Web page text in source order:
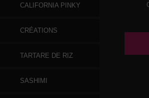
CALIFORNIA PINKY
CRÉATIONS
TARTARE DE RIZ
SASHIMI